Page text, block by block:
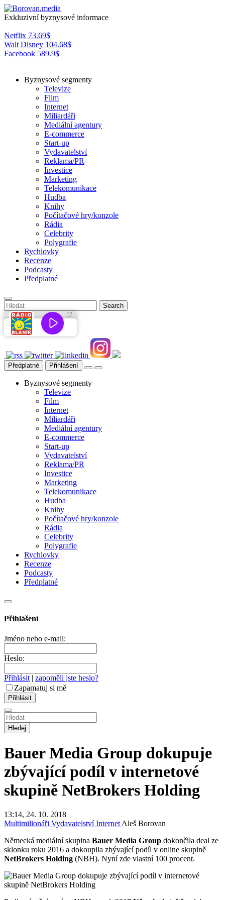
Exkluzivní byznysové informace
Netflix 73.69$
Walt Disney 104.68$
Facebook 589.9$
Byznysové segmenty
Televize
Film
Internet
Miliardáři
Mediální agentury
E-commerce
Start-up
Vydavatelství
Reklama/PR
Investice
Marketing
Telekomunikace
Hudba
Knihy
Počítačové hry/konzole
Rádia
Celebrity
Polygrafie
Rychlovky
Recenze
Podcasty
Předplatné
Předplatné Přihlášení
Byznysové segmenty
Televize
Film
Internet
Miliardáři
Mediální agentury
E-commerce
Start-up
Vydavatelství
Reklama/PR
Investice
Marketing
Telekomunikace
Hudba
Knihy
Počítačové hry/konzole
Rádia
Celebrity
Polygrafie
Rychlovky
Recenze
Podcasty
Předplatné
Přihlášení
Jméno nebo e-mail:
Heslo:
Přihlásit | zapoměli jste heslo?
Zapamatuj si mě
Hledej
Bauer Media Group dokupuje
zbývající podíl v internetové
skupině NetBrokers Holding
13:14, 24. 10. 2018
Multimilionáři VydavatelstvíInternetAleš Borovan
Německá mediální skupina Bauer Media Group dokončila deal ze
sklonku roku 2016 a dokoupila zbývající podíl v online skupině
NetBrokers Holding (NBH). Nyní zde vlastní 100 procent.